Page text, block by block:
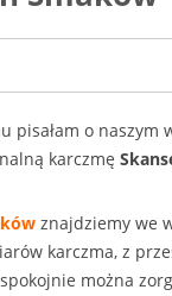
pisałam o naszym
karczmę
znajdziemy we
karczma, z
można